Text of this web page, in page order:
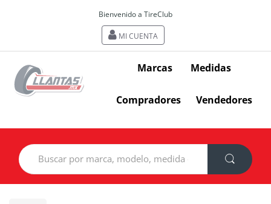
Bienvenido a TireClub
MI CUENTA
Marcas Medidas
Compradores Vendedores
Search
for: